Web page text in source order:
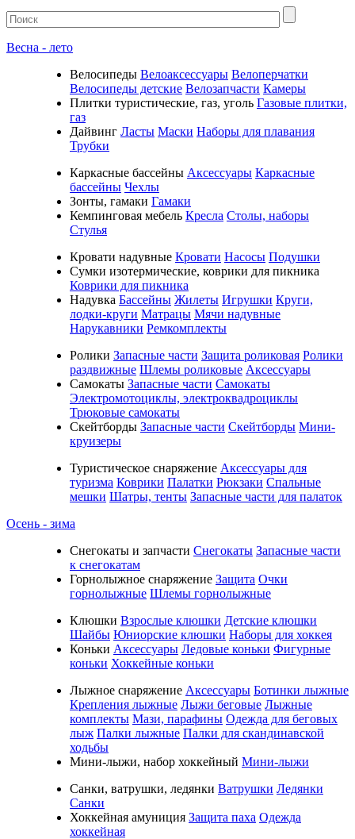
Весна - лето
Велосипеды Велоаксессуары Велоперчатки
Велосипеды детские Велозапчасти Камеры
Плитки туристические, газ, уголь Газовые плитки,
газ
Дайвинг Ласты Маски Наборы для плавания
Трубки
Каркасные бассейны Аксессуары Каркасные
бассейны Чехлы
Зонты, гамаки Гамаки
Кемпинговая мебель Кресла Столы, наборы
Стулья
Кровати надувные Кровати Насосы Подушки
Cумки изотермические, коврики для пикника
Коврики для пикника
Надувка Бассейны Жилеты Игрушки Круги,
лодки-круги Матрацы Мячи надувные
Нарукавники Ремкомплекты
Ролики Запасные части Защита роликовая Ролики
раздвижные Шлемы роликовые Аксессуары
Самокаты Запасные части Самокаты
Электромотоциклы, электроквадроциклы
Трюковые самокаты
Скейтборды Запасные части Скейтборды Мини-
круизеры
Туристическое снаряжение Аксессуары для
туризма Коврики Палатки Рюкзаки Спальные
мешки Шатры, тенты Запасные части для палаток
Осень - зима
Cнегокаты и запчасти Снегокаты Запасные части
к снегокатам
Горнолыжное снаряжение Защита Очки
горнолыжные Шлемы горнолыжные
Клюшки Взрослые клюшки Детские клюшки
Шайбы Юниорские клюшки Наборы для хоккея
Коньки Аксессуары Ледовые коньки Фигурные
коньки Хоккейные коньки
Лыжное снаряжение Аксессуары Ботинки лыжные
Крепления лыжные Лыжи беговые Лыжные
комплекты Мази, парафины Одежда для беговых
лыж Палки лыжные Палки для скандинавской
ходьбы
Мини-лыжи, набор хоккейный Мини-лыжи
Санки, ватрушки, ледянки Ватрушки Ледянки
Санки
Хоккейная амуниция Защита паха Одежда
хоккейная